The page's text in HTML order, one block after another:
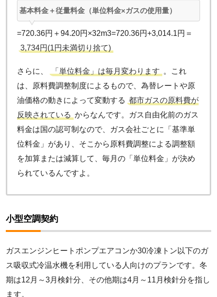
基本料金＋従量料金（単位料金×ガスの使用量）
=720.36円＋94.20円×32m3=720.36円+3,014.1円＝
3,734円(1円未満切り捨て)
さらに、 「単位料金」は毎月変わります 。これ
は、原料費調整制度によるもので、為替レートや原
油価格の動きによって変動する 都市ガスの原料費が
反映されている からなんです。ガス自由化前のガス
料金は国の認可制なので、ガス会社ごとに「基準単
位料金」があり、そこから原料費調整による調整額
を加算または減算して、毎月の「単位料金」が決め
られているんですよ。
小型空調契約
ガスエンジンヒートポンプエアコンか30冷凍トン以下のガ
ス吸収式冷温水機を利用している人向けのプランです。冬
期は12月～3月検針分、その他期は4月～11月検針分を指し
ます。